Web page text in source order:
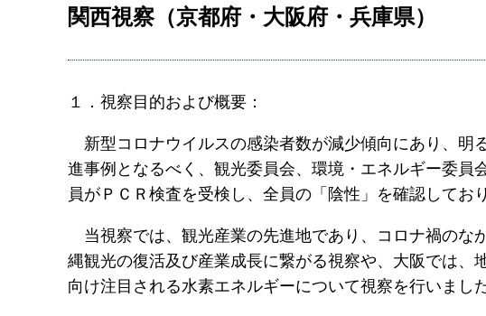
関西視察（京都府・大阪府・兵庫県）
１．視察目的および概要：
新型コロナウイルスの感染者数が減少傾向にあり、明
進事例となるべく、観光委員会、環境・エネルギー委
員がＰＣＲ検査を受検し、全員の「陰性」を確認してお
当視察では、観光産業の先進地であり、コロナ禍のな
縄観光の復活及び産業成長に繋がる視察や、大阪では
向け注目される水素エネルギーについて視察を行いました